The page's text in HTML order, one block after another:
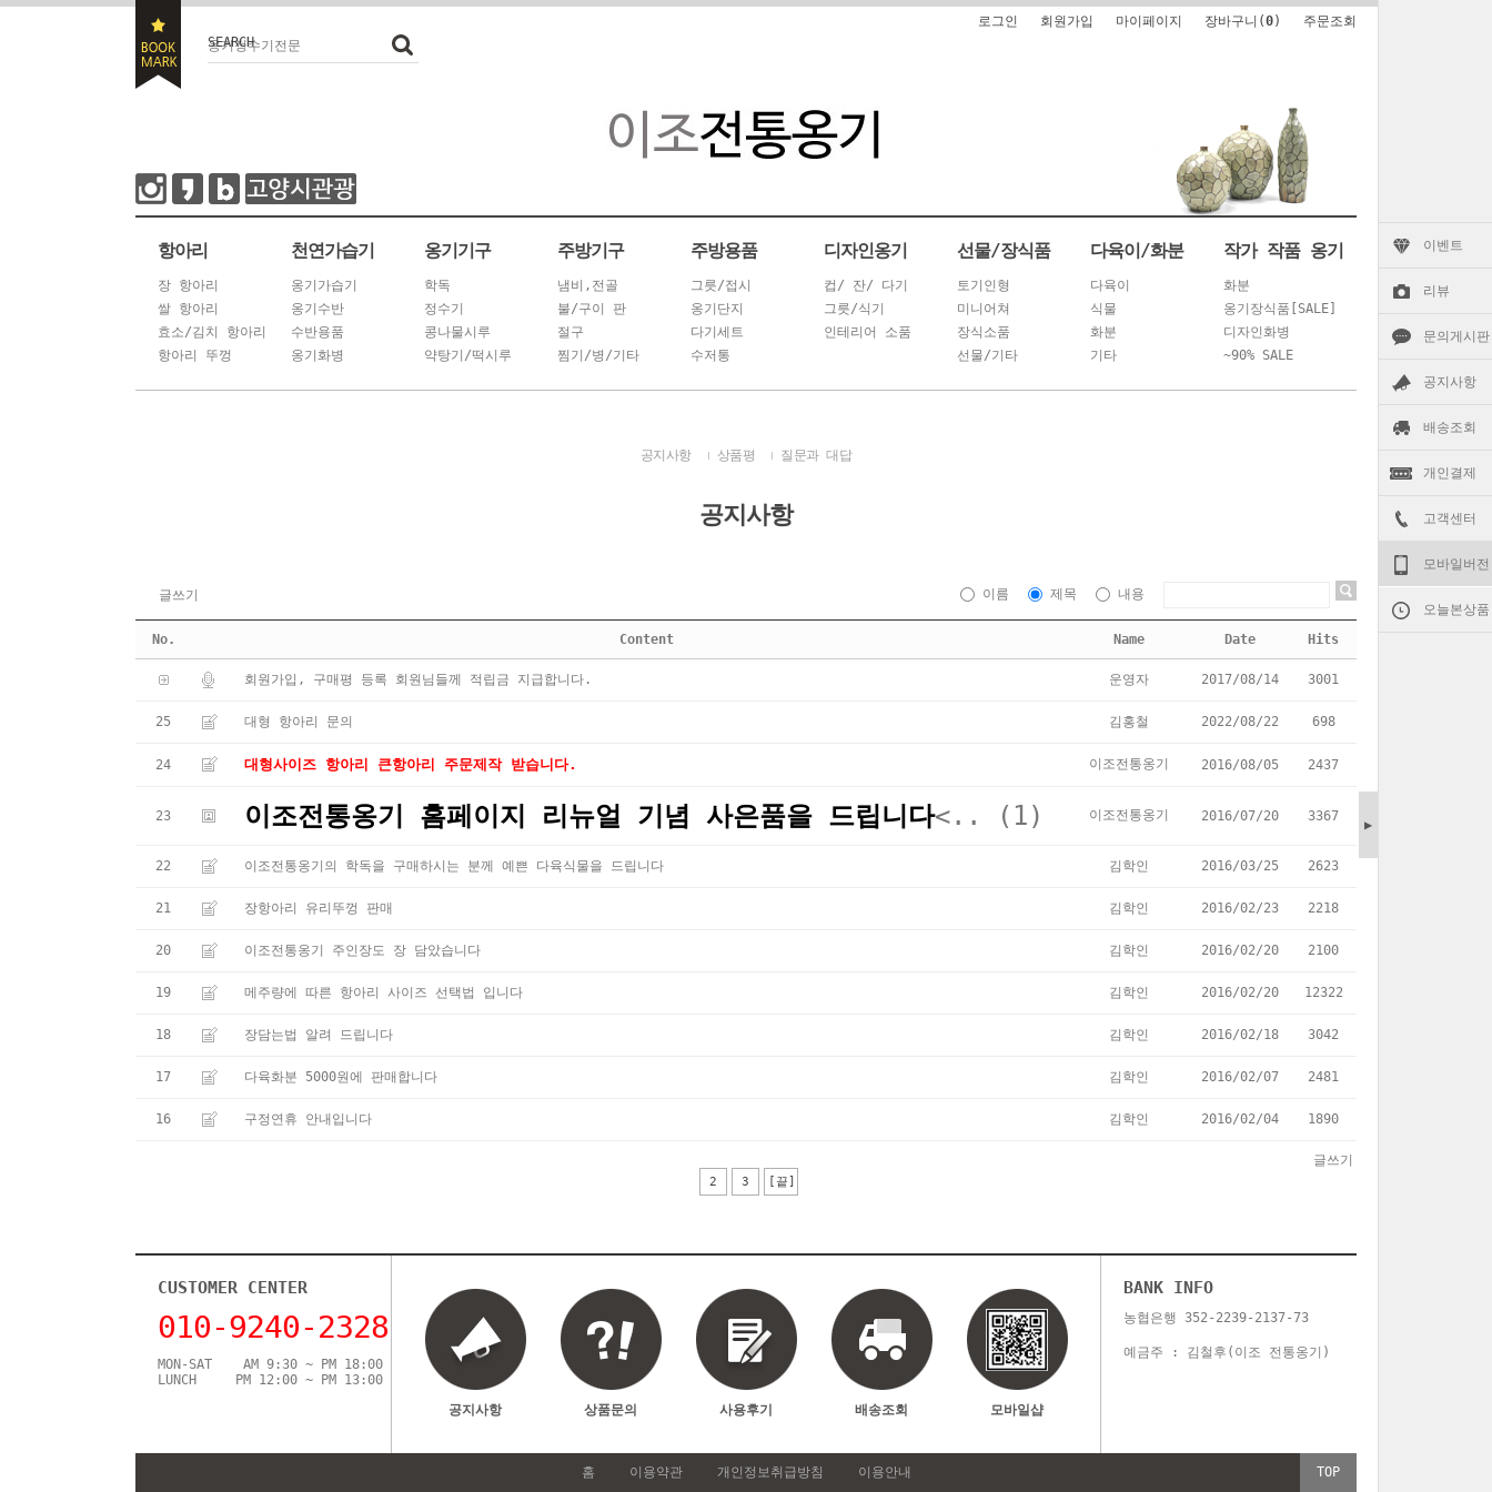
▶
이벤트
리뷰
문의게시판
공지사항
배송조회
개인결제
고객센터
모바일버전
오늘본상품
SEARCH
로그인 회원가입 마이페이지 장바구니(0) 주문조회
항아리
장 항아리
쌀 항아리
효소/김치 항아리
항아리 뚜껑
천연가습기
옹기가습기
옹기수반
수반용품
옹기화병
옹기기구
학독
정수기
콩나물시루
약탕기/떡시루
주방기구
냄비,전골
불/구이 판
절구
찜기/병/기타
주방용품
그릇/접시
옹기단지
다기세트
수저통
디자인옹기
컵/ 잔/ 다기
그릇/식기
인테리어 소품
선물/장식품
토기인형
미니어쳐
장식소품
선물/기타
다육이/화분
다육이
식물
화분
기타
작가 작품 옹기
화분
옹기장식품[SALE]
디자인화병
~90% SALE
공지사항 상품평 질문과 대답
공지사항
글쓰기 이름 제목 내용
No. Content Name Date Hits
회원가입, 구매평 등록 회원님들께 적립금 지급합니다. 운영자 2017/08/14 3001
25 대형 항아리 문의 김홍철 2022/08/22 698
24 대형사이즈 항아리 큰항아리 주문제작 받습니다. 이조전통옹기 2016/08/05 2437
23 이조전통옹기 홈페이지 리뉴얼 기념 사은품을 드립니다<.. (1) 이조전통옹기 2016/07/20 3367
22 이조전통옹기의 학독을 구매하시는 분께 예쁜 다육식물을 드립니다 김학인 2016/03/25 2623
21 장항아리 유리뚜껑 판매 김학인 2016/02/23 2218
20 이조전통옹기 주인장도 장 담았습니다 김학인 2016/02/20 2100
19 메주량에 따른 항아리 사이즈 선택법 입니다 김학인 2016/02/20 12322
18 장담는법 알려 드립니다 김학인 2016/02/18 3042
17 다육화분 5000원에 판매합니다 김학인 2016/02/07 2481
16 구정연휴 안내입니다 김학인 2016/02/04 1890
글쓰기
2 3 [끝]
CUSTOMER CENTER
010-9240-2328
MON-SAT AM 9:30 ~ PM 18:00
LUNCH PM 12:00 ~ PM 13:00
공지사항
상품문의 사용후기 배송조회 모바일샵
BANK INFO
농협은행 352-2239-2137-73
예금주 : 김철후(이조 전통옹기)
홈 이용약관 개인정보취급방침 이용안내 TOP